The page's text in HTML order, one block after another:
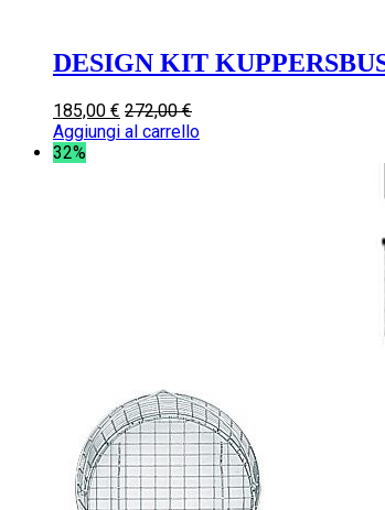
DESIGN KIT
185,00 € 272,00€
Aggiungi al carrello
32%